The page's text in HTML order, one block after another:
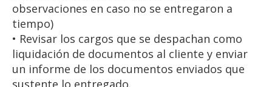
observaciones en caso no se entregaron a
tiempo)
• Revisar los cargos que se despachan como
liquidación de documentos al cliente y enviar
un informe de los documentos enviados que
sustente lo entregado.